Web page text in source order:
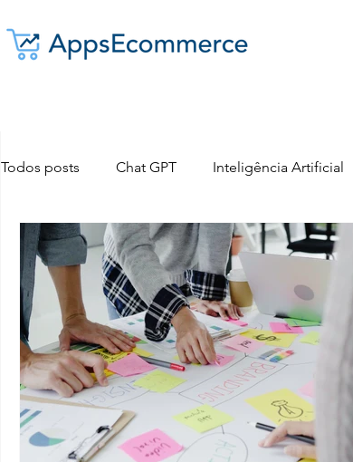
Todos posts Chat GPT Inteligência Artificial
Dropshipping E-commerce Copywriting